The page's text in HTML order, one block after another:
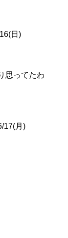
日)
思ってたわ
17(月)